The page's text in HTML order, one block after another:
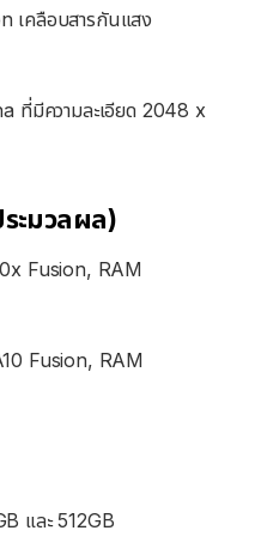
เคลือบสารกันแสง
ที่มีความละเอียด 2048 x
ะมวลผล)
Fusion, RAM
Fusion, RAM
และ 512GB